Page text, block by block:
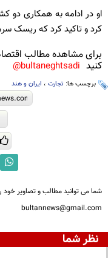
او در ادامه به همکاری دو
کرد و تاکید کرد که ریسک
برای مشاهده مطالب
کنید bultaneghtsadi@
برچسب ها: تجارت ، ایران و هند
شما می توانید مطالب و تصاویر خود
bultannews@gmail.com
نظر شما